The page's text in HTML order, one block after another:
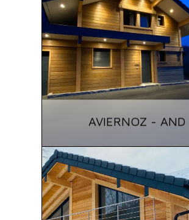
AVIERNOZ - AND